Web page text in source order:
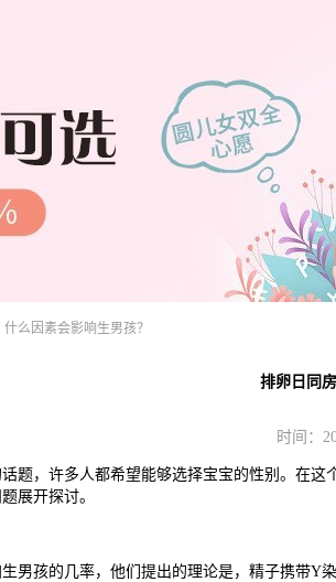
么因素会影响生男孩？
排卵日同
时间：
，许多人都希望能够选择宝宝的性别。在这
展开探讨。
孩的几率，他们提出的理论是，精子携带Y